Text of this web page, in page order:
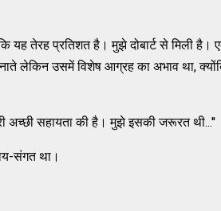
यह तेरह प्रतिशत है। मुझे दोबार्ट से मिली है।
लेकिन उसमें विशेष आग्रह का अभाव था,
अच्छी सहायता की है। मुझे इसकी जरूरत थी...''
संगत था।